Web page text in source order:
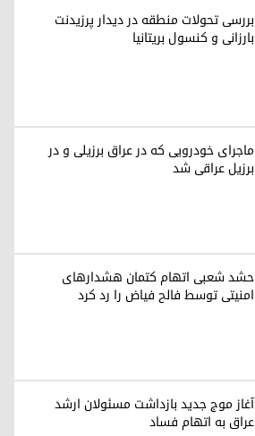
بررسی تحولات منطقه در دیدار پرزیدنت
بارزانی و کنسول بریتانیا
ماجرای خودرویی که در عراق برزیلی و در
برزیل عراقی شد
حشد شعبی اتهام کتمان هشدارهای
امنیتی توسط فالح فیاض را رد کرد
آغاز موج جدید بازداشت مسئولان ارشد
عراق به اتهام فساد